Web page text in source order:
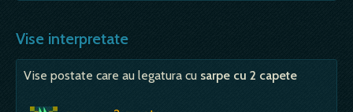
faptului…
Mai mult despre acest simbol: Dictionar de vise ~ Anaconda
probabil ca esti deja tulbure din punct de
vedere sufletesc, iar visul vine…
Mai mult despre acest simbol: Dictionar de vise ~ Prietenie, prieten
Vise interpretate
Vise postate care au legatura cu sarpe cu 2 capete